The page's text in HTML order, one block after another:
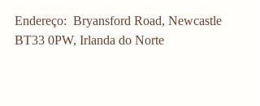
Endereço:  Bryansford Road, Newcastle
BT33 0PW, Irlanda do Norte